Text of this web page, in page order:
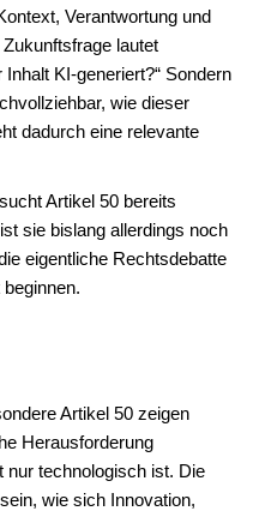
Verantwortung und
lautet
KI-generiert?“ Sondern
wie dieser
dadurch eine relevante
Artikel 50 bereits
sie bislang allerdings noch
eigentliche Rechtsdebatte
Artikel 50 zeigen
Herausforderung
nur technologisch ist. Die
wie sich Innovation,